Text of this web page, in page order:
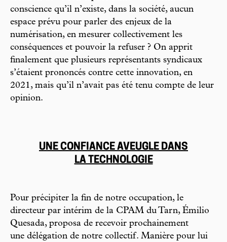
conscience qu’il n’existe, dans la société, aucun
espace prévu pour parler des enjeux de la
numérisation, en mesurer collectivement les
conséquences et pouvoir la refuser ? On apprit
finalement que plusieurs représentants syndicaux
s’étaient prononcés contre cette innovation, en
2021, mais qu’il n’avait pas été tenu compte de leur
opinion.
UNE CONFIANCE AVEUGLE DANS
LA TECHNOLOGIE
Pour précipiter la fin de notre occupation, le
directeur par intérim de la CPAM du Tarn, Émilio
Quesada, proposa de recevoir prochainement
une délégation de notre collectif. Manière pour lui